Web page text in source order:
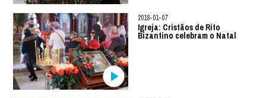
2018-01-07
Igreja: Cristãos de Rito
Bizantino celebram o Natal